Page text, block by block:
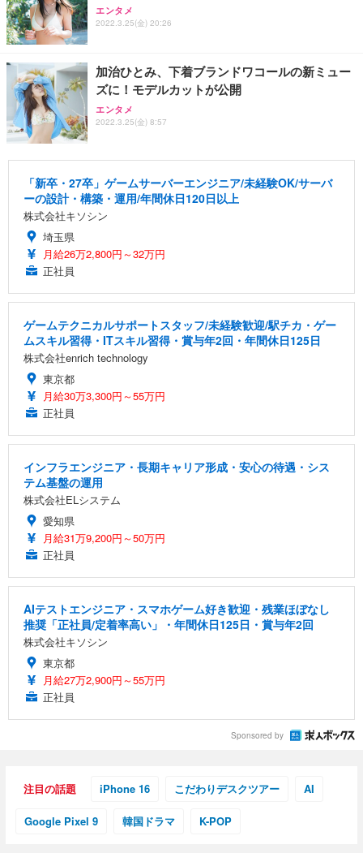
エンタメ
2022.3.25(金) 20:26
加治ひとみ、下着ブランドワコールの新ミュー
ズに！モデルカットが公開
エンタメ
2022.3.25(金) 8:57
「新卒・27卒」ゲームサーバーエンジニア/未経験OK/サーバ
ーの設計・構築・運用/年間休日120日以上
株式会社キソシン
埼玉県
月給26万2,800円～32万円
正社員
ゲームテクニカルサポートスタッフ/未経験歓迎/駅チカ・ゲー
ムスキル習得・ITスキル習得・賞与年2回・年間休日125日
株式会社enrich technology
東京都
月給30万3,300円～55万円
正社員
インフラエンジニア・長期キャリア形成・安心の待遇・シス
テム基盤の運用
株式会社ELシステム
愛知県
月給31万9,200円～50万円
正社員
AIテストエンジニア・スマホゲーム好き歓迎・残業ほぼなし
推奨「正社員/定着率高い」・年間休日125日・賞与年2回
株式会社キソシン
東京都
月給27万2,900円～55万円
正社員
Sponsored by
注目の話題 iPhone 16 こだわりデスクツアー AI
Google Pixel 9 韓国ドラマ K-POP